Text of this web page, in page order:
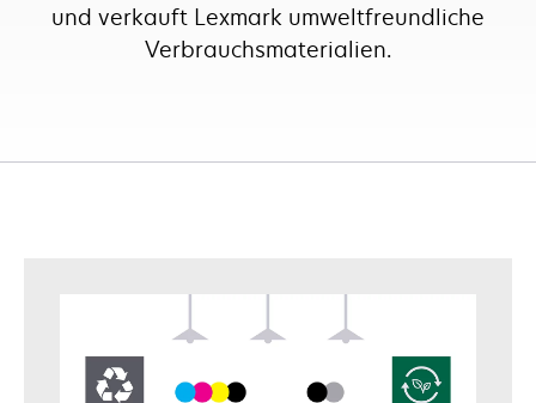
und verkauft Lexmark umweltfreundliche
Verbrauchsmaterialien.